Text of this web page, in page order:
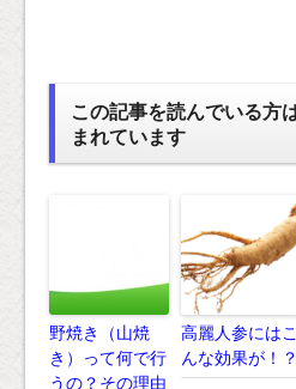
この記事を読んでいる方
まれています
野焼き（山焼
き）って何で行
うの？その理由
高麗人参にはこ
んな効果が！？